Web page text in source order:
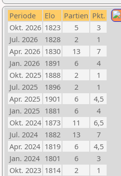
Periode Elo Partien Pkt.
Okt. 2026 1823 5
3
Jul. 2026
1828 2
1
Apr. 2026 1830 13
7
Jan. 2026 1891 6
4
Okt. 2025 1888 2
1
Jul. 2025
1896 2
1
Apr. 2025 1901 6
4,5
Jan. 2025 1881 6
4
Okt. 2024 1873 11
6,5
Jul. 2024
1882 13
7
Apr. 2024 1819 6
4,5
Jan. 2024 1801 6
3
Okt. 2023 1814 2
1